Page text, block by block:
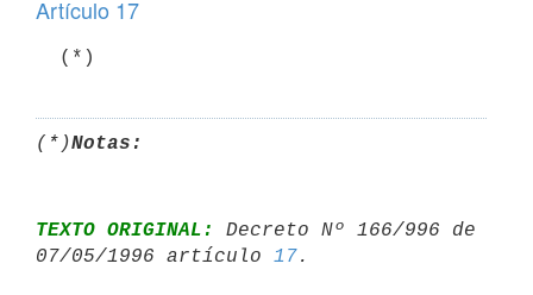
Artículo 17
  (*)
(*)Notas:
TEXTO ORIGINAL:
Decreto Nº 166/996 de
07/05/1996 artículo 17